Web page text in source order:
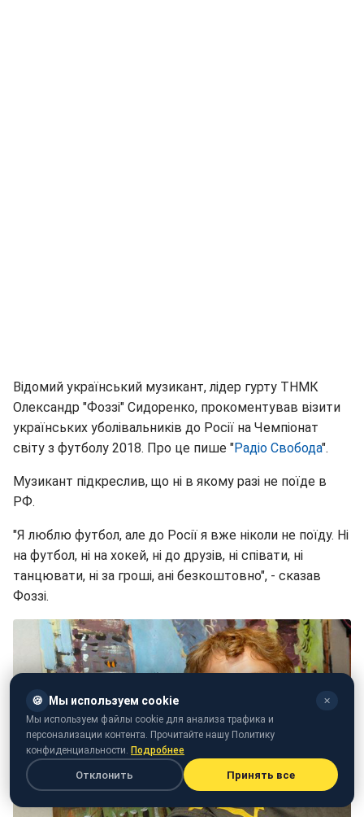
Відомий український музикант, лідер гурту ТНМК
Олександр "Фоззі" Сидоренко, прокоментував візити
українських уболівальників до Росії на Чемпіонат
світу з футболу 2018. Про це пише "Радіо Свобода".
Музикант підкреслив, що ні в якому разі не поїде в
РФ.
"Я люблю футбол, але до Росії я вже ніколи не поїду. Ні
на футбол, ні на хокей, ні до друзів, ні співати, ні
танцювати, ні за гроші, ані безкоштовно", - сказав
Фоззі.
🍪 Мы используем cookie ✕
Мы используем файлы cookie для анализа трафика и
персонализации контента. Прочитайте нашу Политику
конфиденциальности. Подробнее
Отклонить Принять все